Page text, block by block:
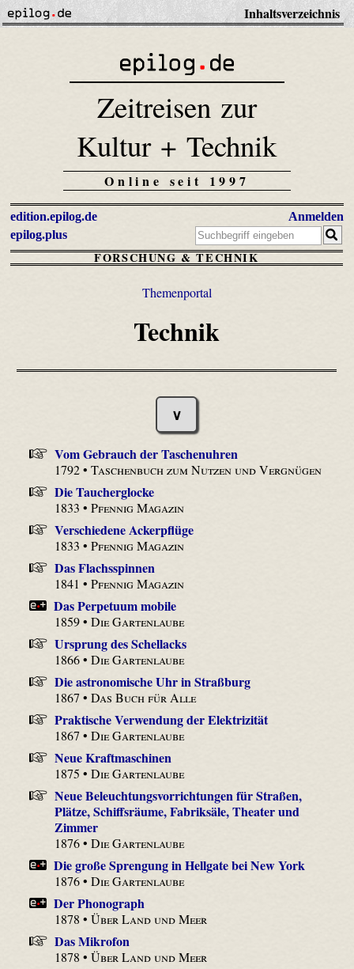
Inhaltsverzeichnis
Zeitreisen zur
Kultur + Technik
Online seit 1997
edition.epilog.de
epilog.plus
Anmelden
FORSCHUNG & TECHNIK
Themenportal
Technik
∨
Vom Gebrauch der Taschenuhren
1792 •Taschenbuch zum Nutzen und Vergnügen
Die Taucherglocke
1833 •Pfennig Magazin
Verschiedene Ackerpflüge
1833 •Pfennig Magazin
Das Flachsspinnen
1841 •Pfennig Magazin
Das Perpetuum mobile
1859 •Die Gartenlaube
Ursprung des Schellacks
1866 •Die Gartenlaube
Die astronomische Uhr in Straßburg
1867 •Das Buch für Alle
Praktische Verwendung der Elektrizität
1867 •Die Gartenlaube
Neue Kraftmaschinen
1875 •Die Gartenlaube
Neue Beleuchtungs­vorrichtungen für Straßen,
Plätze, Schiffsräume, Fabriksäle, Theater und
Zimmer
1876 •Die Gartenlaube
Die große Sprengung in Hellgate bei New York
1876 •Die Gartenlaube
Der Phonograph
1878 •Über Land und Meer
Das Mikrofon
1878 •Über Land und Meer